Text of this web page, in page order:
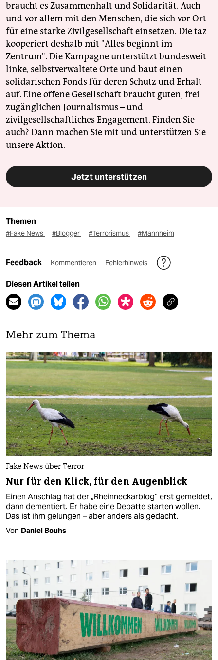
braucht es Zusammenhalt und Solidarität. Auch
und vor allem mit den Menschen, die sich vor Ort
für eine starke Zivilgesellschaft einsetzen. Die taz
kooperiert deshalb mit "Alles beginnt im
Zentrum". Die Kampagne unterstützt bundesweit
linke, selbstverwaltete Orte und baut einen
solidarischen Fonds für deren Schutz und Erhalt
auf. Eine offene Gesellschaft braucht guten, frei
zugänglichen Journalismus – und
zivilgesellschaftliches Engagement. Finden Sie
auch? Dann machen Sie mit und unterstützen Sie
unsere Aktion.
Jetzt unterstützen
Themen
#Fake News #Blogger #Terrorismus #Mannheim
Feedback Kommentieren Fehlerhinweis
Diesen Artikel teilen
Mehr zum Thema
Fake News über Terror
Nur für den Klick, für den Augenblick
Einen Anschlag hat der „Rheinneckarblog“ erst gemeldet,
dann dementiert. Er habe eine Debatte starten wollen.
Das ist ihm gelungen – aber anders als gedacht.
Von Daniel Bouhs